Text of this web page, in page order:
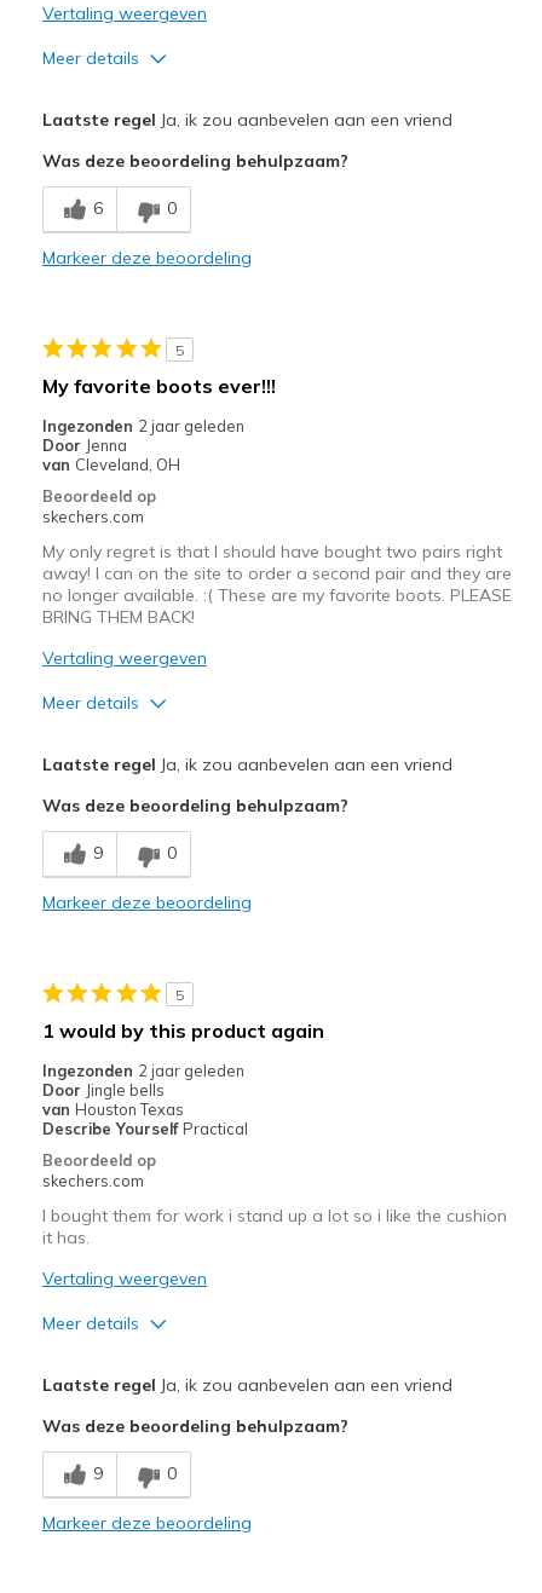
Vertaling weergeven
Meer details
Breathe Well
Durable
Going Out
Width
Feels too wide
Sizing
View On Shoes
Laatste regel Ja, ik zou aanbevelen aan een vriend
Was deze beoordeling behulpzaam?
6 0
Markeer deze beoordeling
5
My favorite boots ever!!!
Ingezonden 2 jaar geleden
Door Jenna
van Cleveland, OH
Beoordeeld op
skechers.com
My only regret is that I should have bought two pairs right
away! I can on the site to order a second pair and they are
no longer available. :( These are my favorite boots. PLEASE
BRING THEM BACK!
Vertaling weergeven
Meer details
Breathe Well
Comfortable
Laatste regel Ja, ik zou aanbevelen aan een vriend
Was deze beoordeling behulpzaam?
9 0
Markeer deze beoordeling
5
1 would by this product again
Ingezonden 2 jaar geleden
Door Jingle bells
van Houston Texas
Describe Yourself Practical
Beoordeeld op
skechers.com
I bought them for work i stand up a lot so i like the cushion
it has.
Vertaling weergeven
Meer details
Minpunten
Very comfortable
Laatste regel Ja, ik zou aanbevelen aan een vriend
Was deze beoordeling behulpzaam?
9 0
Markeer deze beoordeling